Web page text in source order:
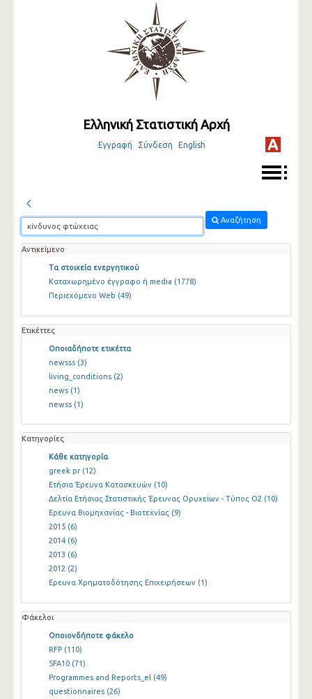
Ελληνική Στατιστική Αρχή
Εγγραφή Σύνδεση English
Αναζήτηση
Αντικείμενο
Τα στοιχεία ενεργητικού
Καταχωρημένο έγγραφο ή media (1778)
Περιεχόμενο Web (49)
Ετικέττες
Οποιαδήποτε ετικέττα
newsss (3)
living_conditions (2)
news (1)
newss (1)
Κατηγορίες
Κάθε κατηγορία
greek pr (12)
Ετήσια Έρευνα Κατασκευών (10)
Δελτία Ετήσιας Στατιστικής Έρευνας Ορυχείων - Τύπος Ο2 (10)
Ερευνα Βιομηχανίας - Βιοτεχνίας (9)
2015 (6)
2014 (6)
2013 (6)
2012 (2)
Ερευνα Χρηματοδότησης Επιχειρήσεων (1)
Φάκελοι
Οποιονδήποτε φάκελο
RFP (110)
SFA10 (71)
Programmes and Reports_el (49)
questionnaires (26)